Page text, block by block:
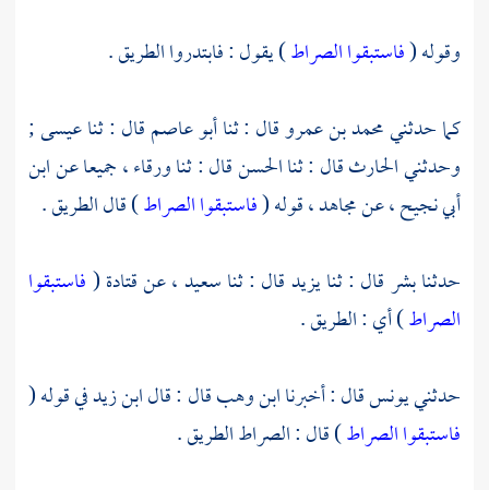
وقوله (فاستبقوا الصراط) يقول : فابتدروا الطريق .
كما حدثنيمحمد بن عمروقال : ثناأبو عاصمقال : ثناعيسى ;
وحدثنيالحارثقال : ثناالحسنقال : ثناورقاء ،جميعا عنابن
أبي نجيح ،عنمجاهد ،قوله (فاستبقوا الصراط) قال الطريق .
حدثنابشرقال : ثنايزيدقال : ثناسعيد ،عنقتادة(فاستبقوا
الصراط) أي : الطريق .
حدثنييونسقال : أخبرناابن وهبقال : قالابن زيدفي قوله (
فاستبقوا الصراط) قال : الصراط الطريق .